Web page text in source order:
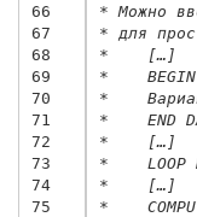
66
67
68
69
70
71
72
73
74
75
* Можно
* для
*    […]
*    BEGIN
*
*    END
*    […]
*    LOOP
*    […]
*